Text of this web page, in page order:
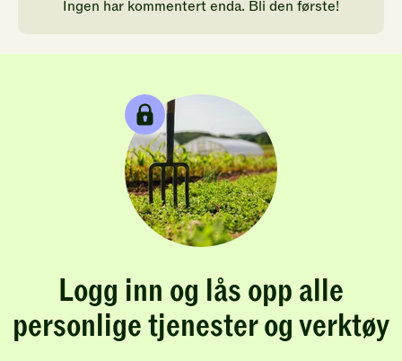
Ingen har kommentert enda. Bli den første!
Logg inn og lås opp alle
personlige tjenester og verktøy